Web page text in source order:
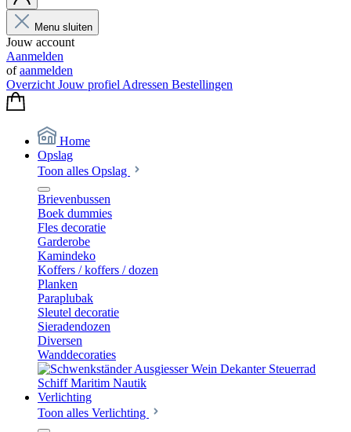
Menu sluiten
Jouw account
Aanmelden
ofaanmelden
Overzicht Jouw profiel Adressen Bestellingen
Home
Opslag
Toon alles Opslag
Brievenbussen
Boek dummies
Fles decoratie
Garderobe
Kamindeko
Koffers / koffers / dozen
Planken
Paraplubak
Sleutel decoratie
Sieradendozen
Diversen
Wanddecoraties
Verlichting
Toon alles Verlichting